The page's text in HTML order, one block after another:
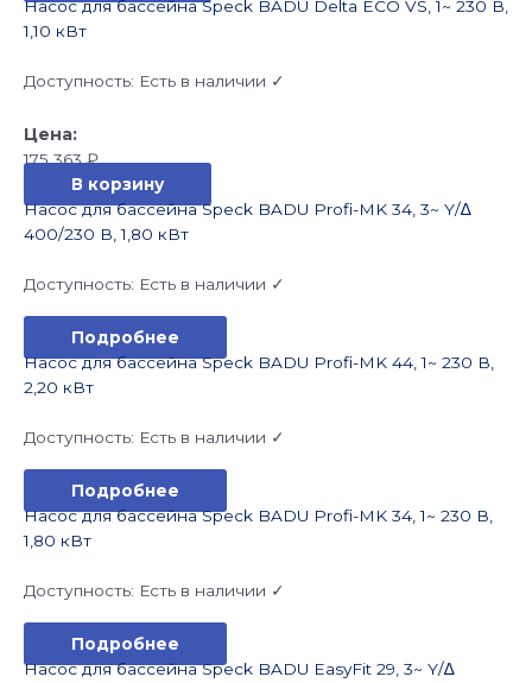
Насос для бассейна Speck BADU Delta ECO VS, 1~ 230 В,
1,10 кВт
Доступность: Есть в наличии ✓
175 363₽
В корзину
Насос для бассейна Speck BADU Profi-MK 34, 3~ Y/∆
400/230 В, 1,80 кВт
Доступность: Есть в наличии ✓
Подробнее
Насос для бассейна Speck BADU Profi-MK 44, 1~ 230 В,
2,20 кВт
Доступность: Есть в наличии ✓
Подробнее
Насос для бассейна Speck BADU Profi-MK 34, 1~ 230 В,
1,80 кВт
Доступность: Есть в наличии ✓
Подробнее
Насос для бассейна Speck BADU EasyFit 29, 3~ Y/∆